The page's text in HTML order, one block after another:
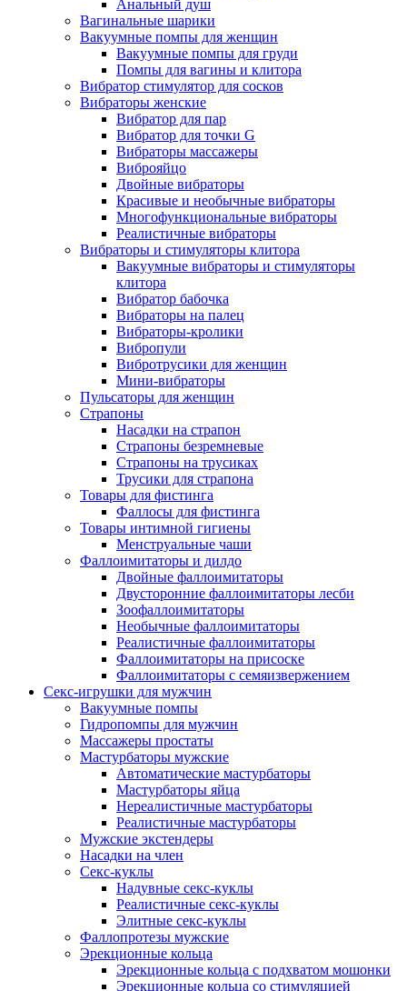
Анальный душ
Вагинальные шарики
Вакуумные помпы для женщин
Вакуумные помпы для груди
Помпы для вагины и клитора
Вибратор стимулятор для сосков
Вибраторы женские
Вибратор для пар
Вибратор для точки G
Вибраторы массажеры
Виброяйцо
Двойные вибраторы
Красивые и необычные вибраторы
Многофункциональные вибраторы
Реалистичные вибраторы
Вибраторы и стимуляторы клитора
Вакуумные вибраторы и стимуляторы
клитора
Вибратор бабочка
Вибраторы на палец
Вибраторы-кролики
Вибропули
Вибротрусики для женщин
Мини-вибраторы
Пульсаторы для женщин
Страпоны
Насадки на страпон
Страпоны безремневые
Страпоны на трусиках
Трусики для страпона
Товары для фистинга
Фаллосы для фистинга
Товары интимной гигиены
Менструальные чаши
Фаллоимитаторы и дилдо
Двойные фаллоимитаторы
Двусторонние фаллоимитаторы лесби
Зоофаллоимитаторы
Необычные фаллоимитаторы
Реалистичные фаллоимитаторы
Фаллоимитаторы на присоске
Фаллоимитаторы с семяизвержением
Секс-игрушки для мужчин
Вакуумные помпы
Гидропомпы для мужчин
Массажеры простаты
Мастурбаторы мужские
Автоматические мастурбаторы
Мастурбаторы яйца
Нереалистичные мастурбаторы
Реалистичные мастурбаторы
Мужские экстендеры
Насадки на член
Секс-куклы
Надувные секс-куклы
Реалистичные секс-куклы
Элитные секс-куклы
Фаллопротезы мужские
Эрекционные кольца
Эрекционные кольца с подхватом мошонки
Эрекционные кольца со стимуляцией